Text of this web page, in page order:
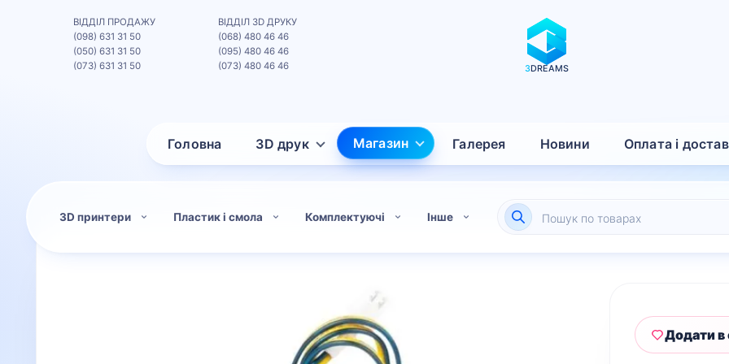
3DREAMS
Головна 3D друк Магазин Галерея Новини Оплата і
ВІДДІЛ ПРОДАЖУ
(098) 631 31 50
(050) 631 31 50
(073) 631 31 50
ВІДДІЛ 3D ДРУКУ
(068) 480 46 46
(095) 480 46 46
(073) 480 46 46
3D принтери Пластик і смола Комплектуючі Інше Пошук
Додати в